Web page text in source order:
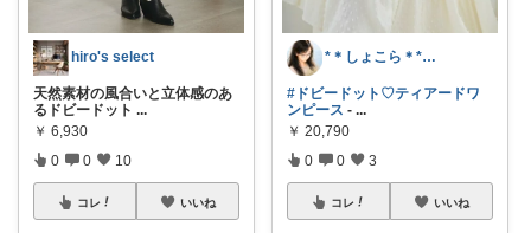
hiro's select
天然素材の風合いと立体感のあ
るドビードット ...
￥ 6,930
0 0 10
コレ いいね
*＊しょこら＊*朝コレ
#ドビードット♡ティアードワ
ンピース - ...
￥ 20,790
0 0 3
コレ いいね